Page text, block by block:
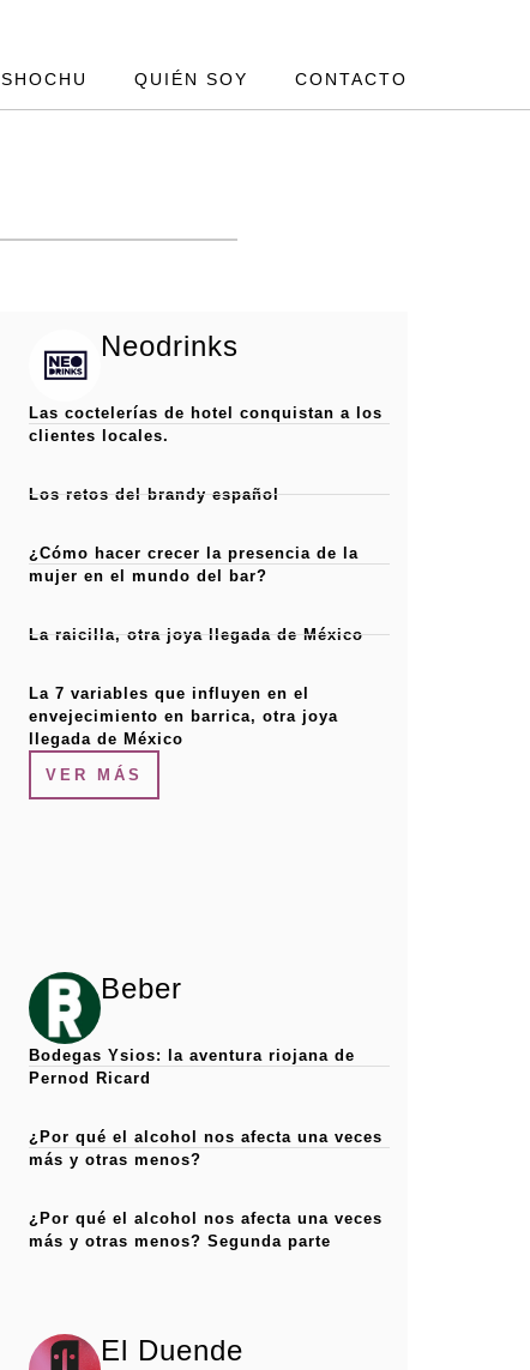
SHOCHU QUIÉN SOY CONTACTO
Neodrinks
Las coctelerías de hotel conquistan a los
clientes locales.
Los retos del brandy español
¿Cómo hacer crecer la presencia de la
mujer en el mundo del bar?
La raicilla, otra joya llegada de México
La 7 variables que influyen en el
envejecimiento en barrica, otra joya
llegada de México
VER MÁS
Beber
Bodegas Ysios: la aventura riojana de
Pernod Ricard
¿Por qué el alcohol nos afecta una veces
más y otras menos?
¿Por qué el alcohol nos afecta una veces
más y otras menos? Segunda parte
El Duende